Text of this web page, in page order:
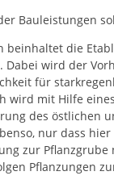
Bauleistungen
beinhaltet die
Dabei wird der
für
wird mit Hilfe
des östlichen
nur dass
zur Pflanzgrube
Pflanzungen